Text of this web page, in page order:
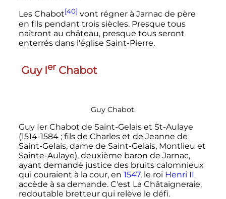
Les Chabot[40] vont régner à Jarnac de père
en fils pendant trois siècles. Presque tous
naîtront au château, presque tous seront
enterrés dans l'église Saint-Pierre.
Guy IerChabot
Guy Chabot.
Guy Ier Chabot de Saint-Gelais et St-Aulaye
(1514-1584 ; fils de Charles et de Jeanne de
Saint-Gelais, dame de Saint-Gelais, Montlieu et
Sainte-Aulaye), deuxième baron de Jarnac,
ayant demandé justice des bruits calomnieux
qui couraient à la cour, en 1547, le roi Henri II
accède à sa demande. C'est La Châtaigneraie,
redoutable bretteur qui relève le défi.